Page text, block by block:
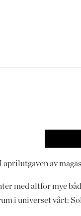
aprilutgaven av
med altfor mye
i universet vårt: